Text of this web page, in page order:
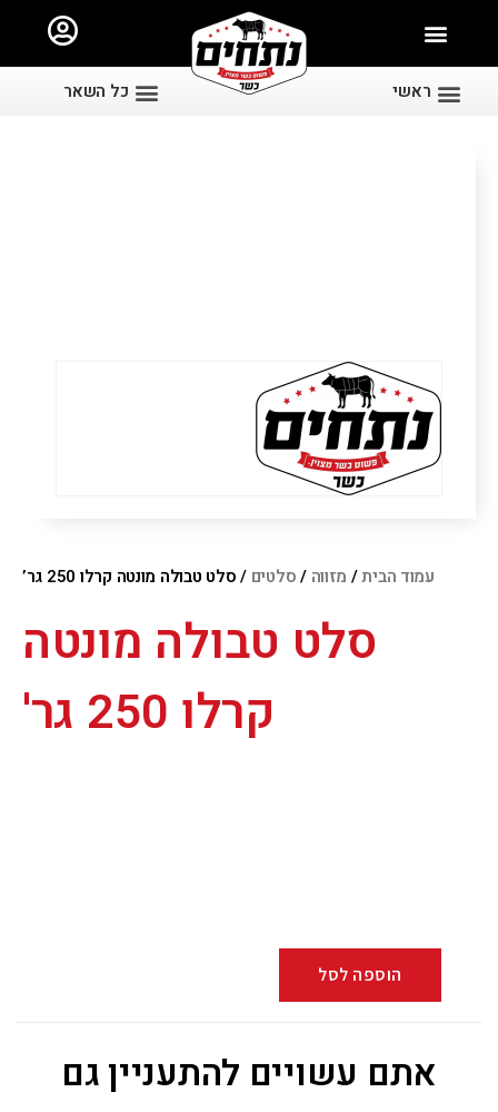
ראשי כל השאר
עמוד הבית/ מזווה /סלטים / סלט טבולה מונטה קרלו 250 גר’
סלט טבולה מונטה
קרלו 250 גר'
הוספה לסל
אתם עשויים להתעניין גם